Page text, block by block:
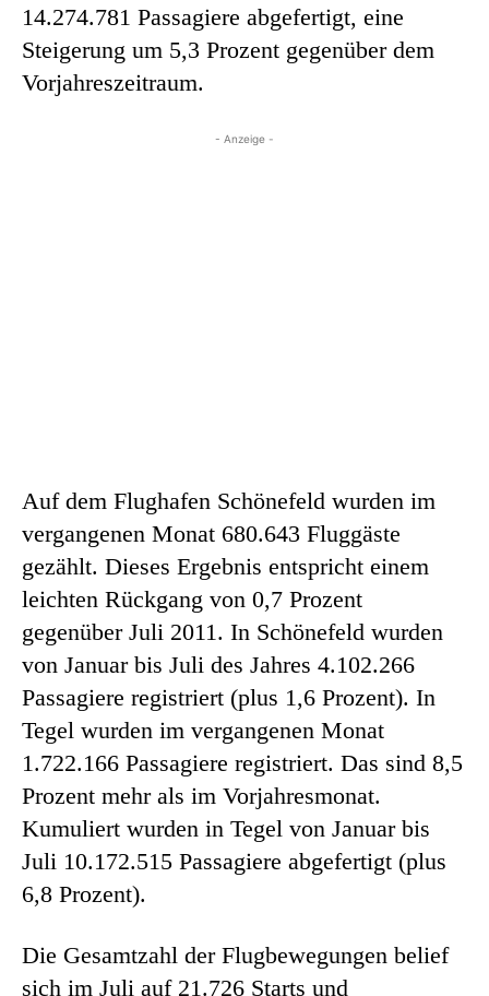
14.274.781 Passagiere abgefertigt, eine
Steigerung um 5,3 Prozent gegenüber dem
Vorjahreszeitraum.
- Anzeige -
Auf dem Flughafen Schönefeld wurden im
vergangenen Monat 680.643 Fluggäste
gezählt. Dieses Ergebnis entspricht einem
leichten Rückgang von 0,7 Prozent
gegenüber Juli 2011. In Schönefeld wurden
von Januar bis Juli des Jahres 4.102.266
Passagiere registriert (plus 1,6 Prozent). In
Tegel wurden im vergangenen Monat
1.722.166 Passagiere registriert. Das sind 8,5
Prozent mehr als im Vorjahresmonat.
Kumuliert wurden in Tegel von Januar bis
Juli 10.172.515 Passagiere abgefertigt (plus
6,8 Prozent).
Die Gesamtzahl der Flugbewegungen belief
sich im Juli auf 21.726 Starts und